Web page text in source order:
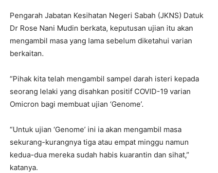
Pengarah Jabatan Kesihatan Negeri Sabah (JKNS) Datuk
Dr Rose Nani Mudin berkata, keputusan ujian itu akan
mengambil masa yang lama sebelum diketahui varian
berkaitan.
“Pihak kita telah mengambil sampel darah isteri kepada
seorang lelaki yang disahkan positif COVID-19 varian
Omicron bagi membuat ujian ‘Genome’.
“Untuk ujian ‘Genome’ ini ia akan mengambil masa
sekurang-kurangnya tiga atau empat minggu namun
kedua-dua mereka sudah habis kuarantin dan sihat,”
katanya.